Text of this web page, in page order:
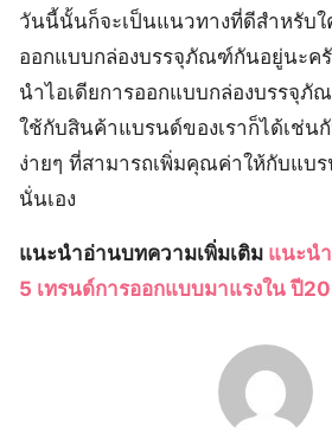
วันนี้นั้นก็จะเป็นแนวทางที่ดีสำหรับใ
ออกแบบกล่องบรรจุภัณฑ์กันอยู่นะครั
นำไอเดียการออกแบบกล่องบรรจุภั
ใช้กับสินค้าแบรนด์ของเราก็ได้เช่น
ง่ายๆ ที่สามารถเพิ่มคุณค่าให้กับแบ
นั่นเอง
แนะนำอ่านบทความเพิ่มเติม แนะน
5 เทรนด์การออกแบบมาแรงใน ปี